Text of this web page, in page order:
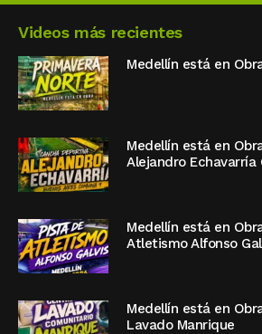
Videos más recientes
Medellín está en
Medellín está en
Alejandro Echavarría
Medellín está en
Atletismo Alfonso
Medellín está en
Lavado Manrique